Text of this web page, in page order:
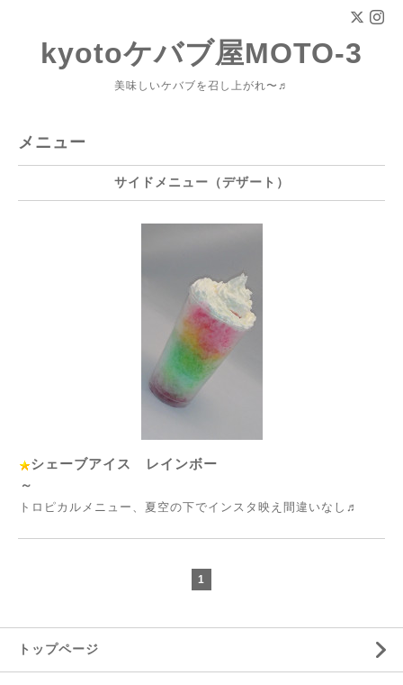
kyotoケバブ屋MOTO-3
美味しいケバブを召し上がれ〜♬
メニュー
サイドメニュー（デザート）
シェーブアイス レインボー
～
トロピカルメニュー、夏空の下でインスタ映え間違いなし♬
1
トップページ